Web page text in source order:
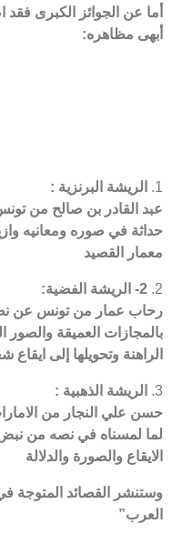
أما عن الجوائز الكبرى
أبهى مظاهره:
الريشة البرنزية :
عبد القادر بن صالح من
حداثة في صوره ومعانيه
معمار القصيد
2-
الريشة الفضية:
رحاب عمار من تونس عن
بالمجازات العميقة والصور
الراهنة وتحويلها إلى
الريشة الذهبية :
حسن علي النجار من
لما لمسناه في نصه من نبض
الايقاع والصورة والدلالة
وستنشر القصائد المتوجة
العرب”